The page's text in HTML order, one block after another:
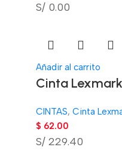
S/ 0.00
Añadir al carrito
Cinta
CINTAS, Cinta
$ 62.00
S/ 229.40